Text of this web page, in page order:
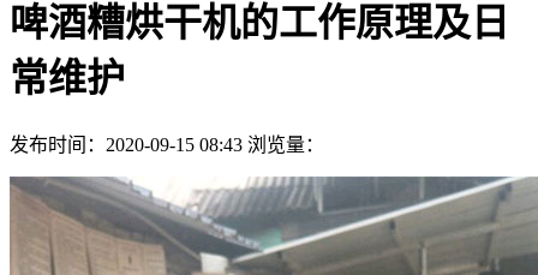
啤酒糟烘干机的工作原理及日
常维护
发布时间：2020-09-15 08:43 浏览量：